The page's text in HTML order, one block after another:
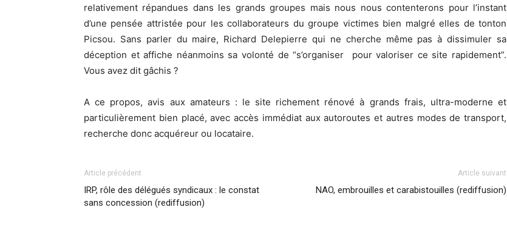
relativement répandues dans les grands groupes mais nous nous contenterons pour l’instant
d’une pensée attristée pour les collaborateurs du groupe victimes bien malgré elles de tonton
Picsou. Sans parler du maire, Richard Delepierre qui ne cherche même pas à dissimuler sa
déception et affiche néanmoins sa volonté de “s’organiser pour valoriser ce site rapidement”.
Vous avez dit gâchis ?
A ce propos, avis aux amateurs : le site richement rénové à grands frais, ultra-moderne et
particulièrement bien placé, avec accès immédiat aux autoroutes et autres modes de transport,
recherche donc acquéreur ou locataire.
Article précédent
IRP, rôle des délégués syndicaux : le constat
sans concession (rediffusion)
Article suivant
NAO, embrouilles et carabistouilles (rediffusion)